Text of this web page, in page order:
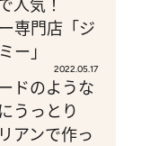
人気！
専門店「ジ
ー」
2022.05.17
ドのような
うっとり
アンで作っ